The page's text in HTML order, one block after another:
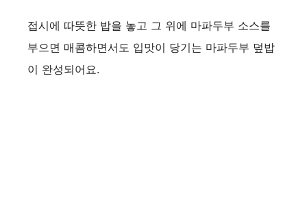
접시에 따뜻한 밥을 놓고 그 위에 마파두부 소스를
부으면 매콤하면서도 입맛이 당기는 마파두부 덮밥
이 완성되어요.